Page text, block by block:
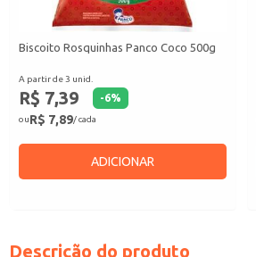
Biscoito Rosquinhas Panco Coco 500g
A partir de 3 unid.
R$ 7,39 -6%
ouR$ 7,89/ cada
ADICIONAR
Descrição do produto